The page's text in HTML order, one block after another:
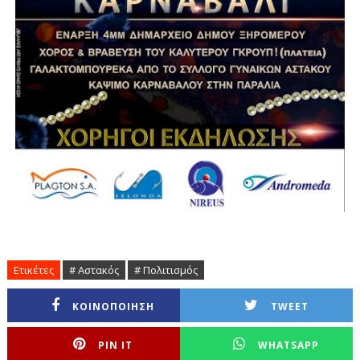
Ετικέτες # Αστακός # Πολιτισμός
ΚΟΙΝΟΠΟΙΗΣΗ TWEET
PIN IT WHATSAPP